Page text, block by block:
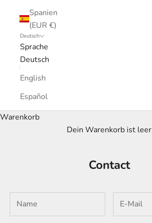
Spanien
(EUR €)
Deutsch
Sprache
Deutsch
English
Español
Warenkorb
Dein Warenkorb ist leer
Contact